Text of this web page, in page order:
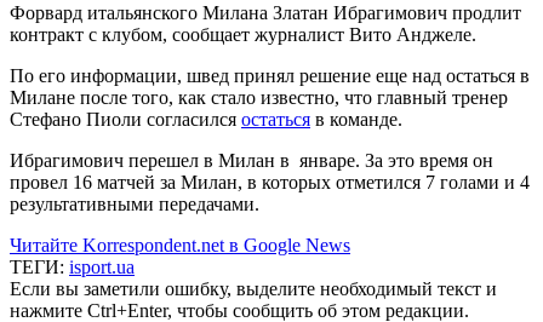
Форвард итальянского Милана Златан Ибрагимович продлит
контракт с клубом, сообщает журналист Вито Анджеле.
По его информации, швед принял решение еще над остаться в
Милане после того, как стало известно, что главный тренер
Стефано Пиоли согласился остаться в команде.
Ибрагимович перешел в Милан в январе. За это время он
провел 16 матчей за Милан, в которых отметился 7 голами и 4
результативными передачами.
Читайте Korrespondent.net в Google News
ТЕГИ: isport.ua
Если вы заметили ошибку, выделите необходимый текст и
нажмите Ctrl+Enter, чтобы сообщить об этом редакции.